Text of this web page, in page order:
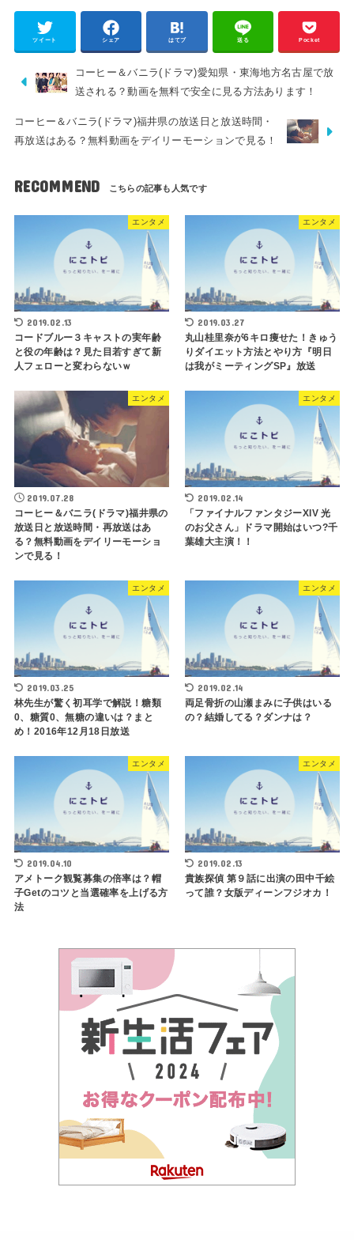
ツイート シェア はてブ 送る Pocket
コーヒー＆バニラ(ドラマ)愛知県・東海地方名古屋で放
送される？動画を無料で安全に見る方法あります！
コーヒー＆バニラ(ドラマ)福井県の放送日と放送時間・
再放送はある？無料動画をデイリーモーションで見る！
RECOMMEND
エンタメ
2019.02.13
コードブルー３キャストの実年齢
と役の年齢は？見た目若すぎて新
人フェローと変わらないｗ
エンタメ
2019.03.27
丸山桂里奈が6キロ痩せた！きゅう
りダイエット方法とやり方『明日
は我がミーティングSP』放送
エンタメ
2019.07.28
コーヒー＆バニラ(ドラマ)福井県の
放送日と放送時間・再放送はあ
る？無料動画をデイリーモーショ
ンで見る！
エンタメ
2019.02.14
「ファイナルファンタジーXIV 光
のお父さん」ドラマ開始はいつ?千
葉雄大主演！！
エンタメ
2019.03.25
林先生が驚く初耳学で解説！糖類
0、糖質0、無糖の違いは？まと
め！2016年12月18日放送
エンタメ
2019.02.14
両足骨折の山瀬まみに子供はいる
の？結婚してる？ダンナは？
エンタメ
2019.04.10
アメトーク観覧募集の倍率は？帽
子Getのコツと当選確率を上げる方
法
エンタメ
2019.02.13
貴族探偵 第９話に出演の田中千絵
って誰？女版ディーンフジオカ！